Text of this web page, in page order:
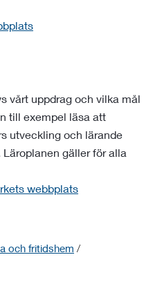
vårt uppdrag och vilka mål
till exempel läsa att
utveckling och lärande
gäller för alla
webbplats
och fritidshem /